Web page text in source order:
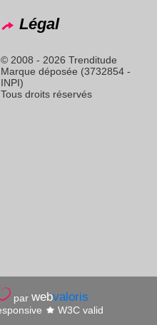
Légal
© 2008 - 2026 Trenditude
Marque déposée (3732854 -
INPI)
Tous droits réservés
parwebvaloris
W3C valid